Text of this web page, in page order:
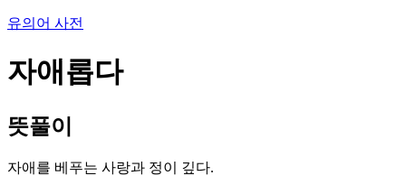
유의어 사전
자애롭다
뜻풀이
자애를 베푸는 사랑과 정이 깊다.